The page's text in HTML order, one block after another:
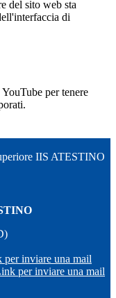
del sito web sta
di
per tenere
IIS ATESTINO
per inviare una mail
per inviare una mail